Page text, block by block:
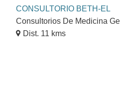
CONSULTORIO BETH-EL
Consultorios De Medicina
Dist. 11 kms